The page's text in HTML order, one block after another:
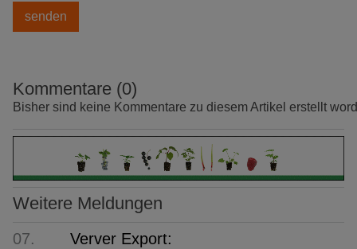
Kommentare (0)
Bisher sind keine Kommentare zu diesem Artikel erstellt
Weitere Meldungen
07. Verver Export: